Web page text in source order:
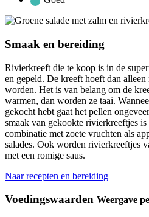
Smaak en bereiding
Rivierkreeft die te koop is in de
en gepeld. De kreeft hoeft dan
worden. Het is van belang om de
warmen, dan worden ze taai.
gekocht hebt gaat het pellen
smaak van gekookte rivierkreeftjes
combinatie met zoete vruchten als
salades. Ook worden rivierkreeftjes
met een romige saus.
Naar recepten en bereiding
Voedingswaarden Weergave